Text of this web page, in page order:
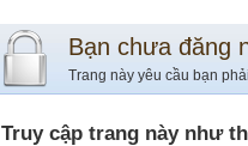
Bạn chưa đăng
Trang này yêu cầu bạn
Truy cập trang này như